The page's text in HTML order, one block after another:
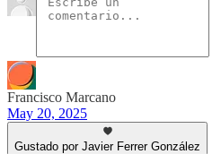
Francisco Marcano
May 20, 2025
Gustado por Javier Ferrer González